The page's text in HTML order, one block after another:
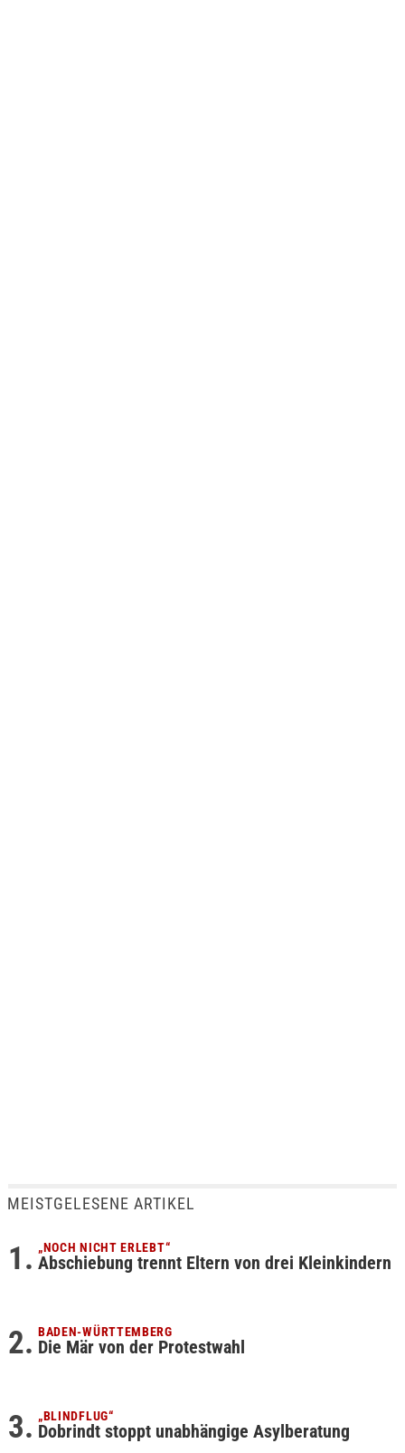
MEISTGELESENE ARTIKEL
„NOCH NICHT ERLEBT“
Abschiebung trennt Eltern von drei Kleinkindern
BADEN-WÜRTTEMBERG
Die Mär von der Protestwahl
„BLINDFLUG“
Dobrindt stoppt unabhängige Asylberatung